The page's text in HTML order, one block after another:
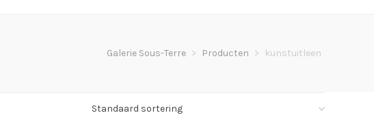
Galerie Sous-Terre > Producten > kunstuitleen